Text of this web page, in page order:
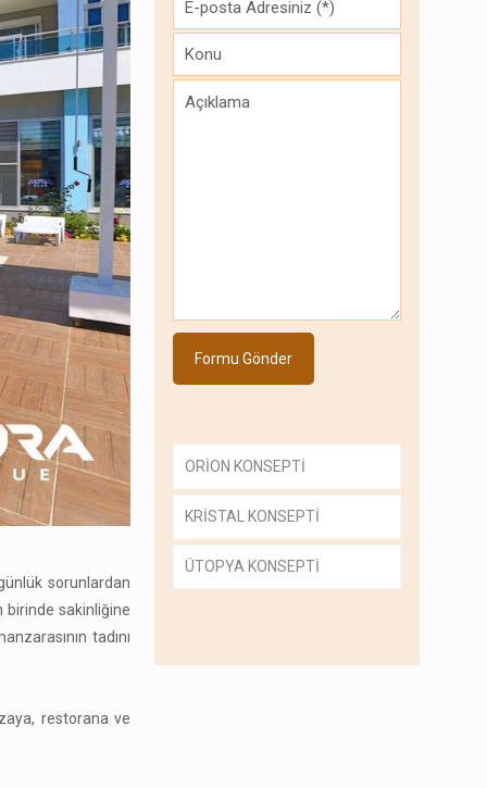
sorunlardan
birinde sakinliğine
tadını
restorana ve
ORİON KONSEPTİ
KRİSTAL KONSEPTİ
ÜTOPYA KONSEPTİ